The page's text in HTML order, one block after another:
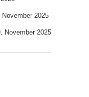
November 2025
November 2025